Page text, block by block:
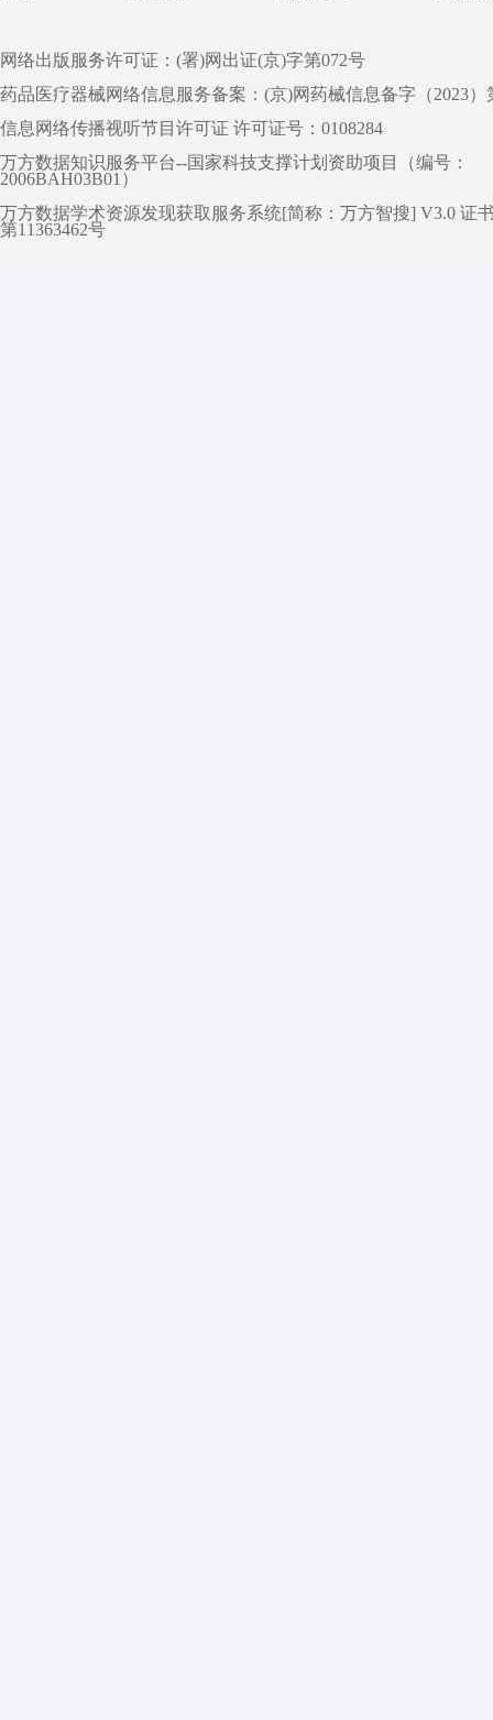
网络出版服务许可证：(署)网出证(京)字第072号
药品医疗器械网络信息服务备案：(京)网药械信息备字（2023）
信息网络传播视听节目许可证 许可证号：0108284
万方数据知识服务平台--国家科技支撑计划资助项目（编号：
2006BAH03B01）
万方数据学术资源发现获取服务系统[简称：万方智搜] V3.0 证
第11363462号